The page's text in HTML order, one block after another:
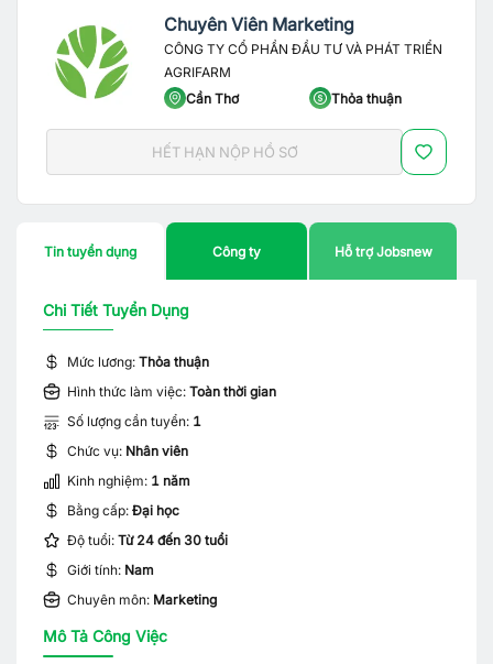
Chuyên Viên Marketing
CÔNG TY CỔ PHẦN ĐẦU TƯ VÀ PHÁT TRIỂN
AGRIFARM
Cần Thơ
Thỏa thuận
HẾT HẠN NỘP HỒ SƠ
Tin tuyển dụng Công ty Hỗ trợ Jobsnew
Chi Tiết Tuyển Dụng
Mức lương: Thỏa thuận
Hình thức làm việc: Toàn thời gian
Số lượng cần tuyển: 1
Chức vụ: Nhân viên
Kinh nghiệm: 1 năm
Bằng cấp: Đại học
Độ tuổi: Từ 24 đến 30 tuổi
Giới tính: Nam
Chuyên môn: Marketing
Mô Tả Công Việc